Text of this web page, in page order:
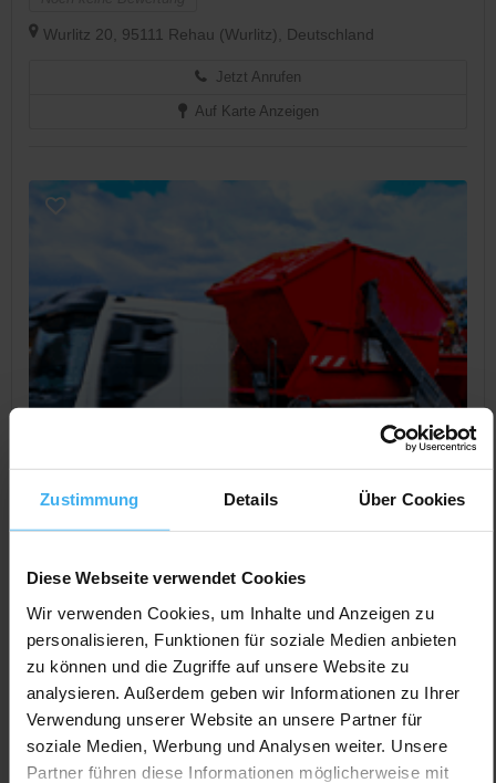
Zustimmung Details Über Cookies
Diese Webseite verwendet Cookies
Wir verwenden Cookies, um Inhalte und Anzeigen zu
personalisieren, Funktionen für soziale Medien anbieten
zu können und die Zugriffe auf unsere Website zu
analysieren. Außerdem geben wir Informationen zu Ihrer
Verwendung unserer Website an unsere Partner für
soziale Medien, Werbung und Analysen weiter. Unsere
Partner führen diese Informationen möglicherweise mit
Wurlitz 20, 95111 Rehau (Wurlitz), Deutschland
Jetzt Anrufen
Auf Karte Anzeigen
CONTAINERDIENST Day Off!
Containerdienst Böhme
Noch keine Bewertung
Neukühschwitz 27, 95111 Rehau (Neukühschwitz),
Deutschland